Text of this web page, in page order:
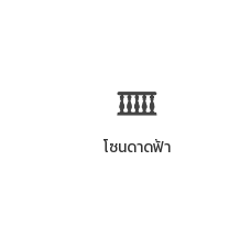
โซนดาดฟ้า